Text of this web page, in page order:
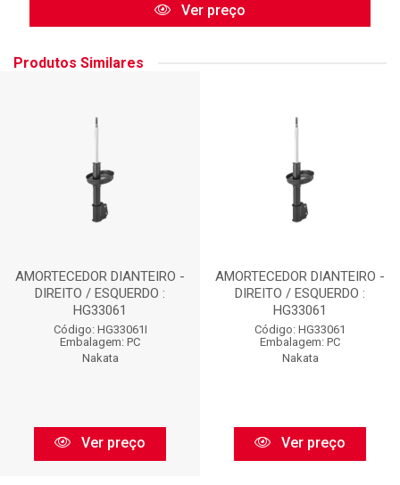
Ver preço
Produtos Similares
AMORTECEDOR DIANTEIRO -
DIREITO / ESQUERDO :
HG33061
Código: HG33061I
Embalagem: PC
Nakata
Ver preço
AMORTECEDOR DIANTEIRO -
DIREITO / ESQUERDO :
HG33061
Código: HG33061
Embalagem: PC
Nakata
Ver preço